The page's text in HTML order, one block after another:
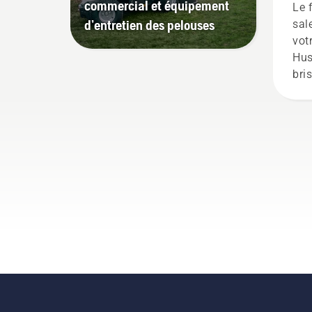
commercial et équipement
d’entretien des pelouses
Le